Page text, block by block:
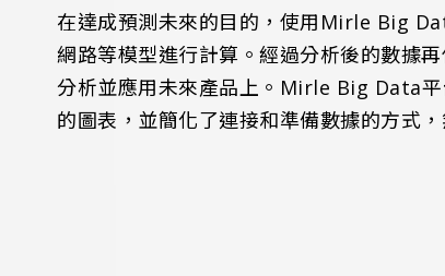
在達成預測未來的目的，使用Mirle Big D
網路等模型進行計算。經過分析後的數據
分析並應用未來產品上。Mirle Big Data平
的圖表，並簡化了連接和準備數據的方式